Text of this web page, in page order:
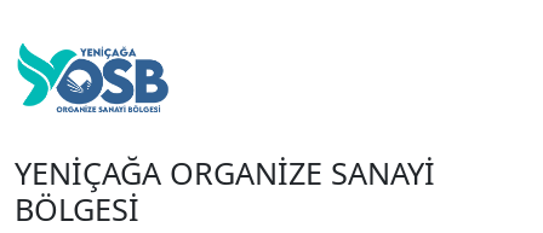
YENİÇAĞA ORGANİZE SANAYİ
BÖLGESİ